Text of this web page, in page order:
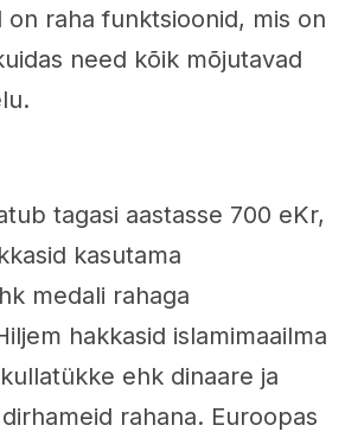
on raha funktsioonid, mis on
need kõik mõjutavad
tagasi aastasse 700 eKr,
kasutama
medali rahaga
hakkasid islamimaailma
ehk dinaare ja
rahana. Euroopas